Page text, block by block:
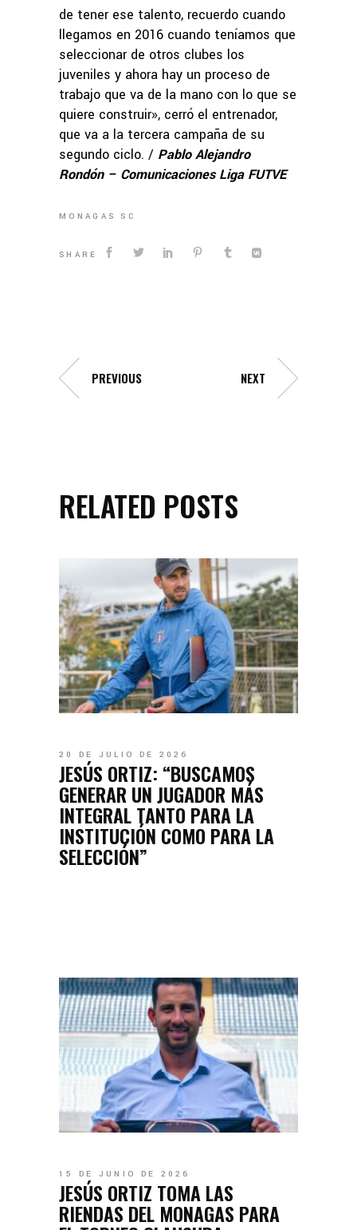
de tener ese talento, recuerdo cuando
llegamos en 2016 cuando teníamos que
seleccionar de otros clubes los
juveniles y ahora hay un proceso de
trabajo que va de la mano con lo que se
quiere construir», cerró el entrenador,
que va a la tercera campaña de su
segundo ciclo. / Pablo Alejandro
Rondón – Comunicaciones Liga FUTVE
MONAGAS SC
SHARE
PREVIOUS NEXT
RELATED POSTS
20 DE JULIO DE 2026
JESÚS ORTIZ: “BUSCAMOS
GENERAR UN JUGADOR MÁS
INTEGRAL TANTO PARA LA
INSTITUCIÓN COMO PARA LA
SELECCIÓN”
15 DE JUNIO DE 2026
JESÚS ORTIZ TOMA LAS
RIENDAS DEL MONAGAS PARA